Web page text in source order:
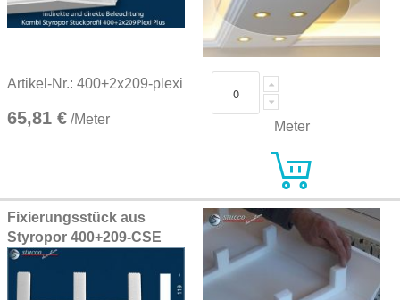
Artikel-Nr.: 400+2x209-plexi
65,81 € /Meter Meter
Fixierungsstück aus
Styropor 400+209-CSE